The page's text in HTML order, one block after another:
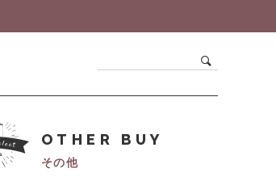
OTHER BUY
その他